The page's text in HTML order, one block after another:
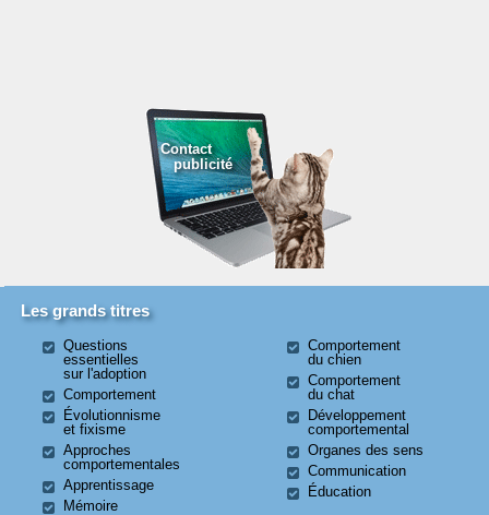
Contact
publicité
Les grands titres
Questions
essentielles
sur l'adoption
Comportement
Évolutionnisme
et fixisme
Approches
comportementales
Apprentissage
Mémoire
Comportement
du chien
Comportement
du chat
Développement
comportemental
Organes des sens
Communication
Éducation